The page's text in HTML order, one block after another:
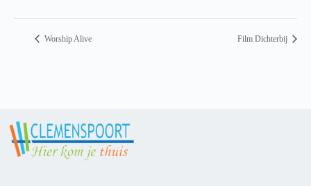
Worship Alive Film Dichterbij